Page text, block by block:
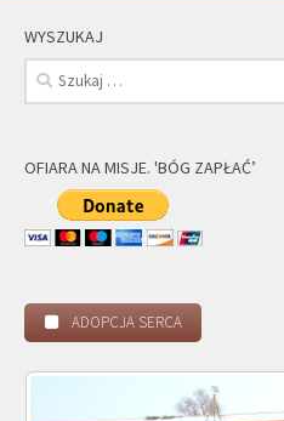
WYSZUKAJ
Szukaj:
OFIARA NA MISJE. 'BÓG ZAPŁAĆ’
ADOPCJA SERCA